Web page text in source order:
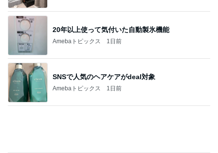
大好きでまた買いに行きたいあんみつ
Amebaトピックス 1日前